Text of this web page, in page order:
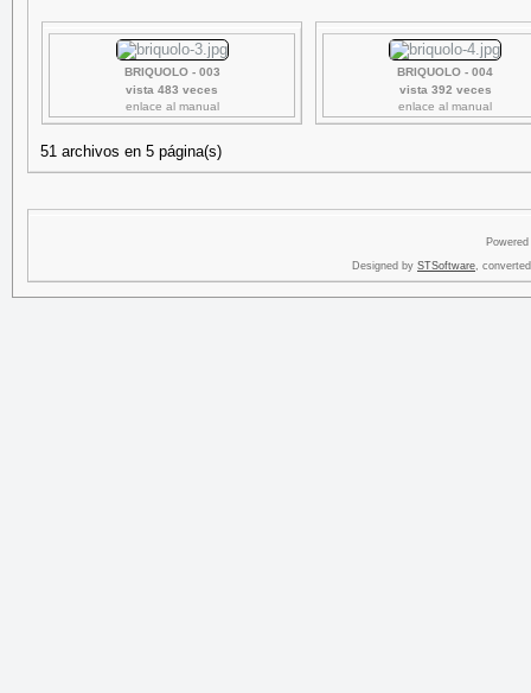
BRIQUOLO - 003
vista 483 veces
enlace al manual
BRIQUOLO - 004
vista 392 veces
enlace al manual
51 archivos en 5 página(s)
Designed by STSoftware,